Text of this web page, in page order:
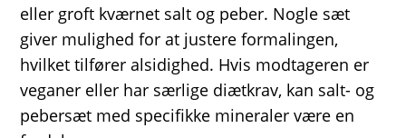
eller groft kværnet salt og peber. Nogle sæt
giver mulighed for at justere formalingen,
hvilket tilfører alsidighed. Hvis modtageren er
veganer eller har særlige diætkrav, kan salt- og
pebersæt med specifikke mineraler være en